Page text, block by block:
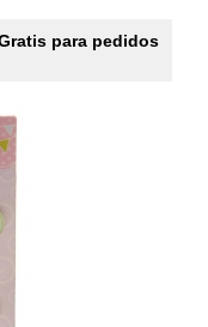
para pedidos